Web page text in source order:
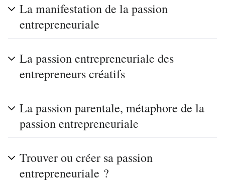
La manifestation de la passion
entrepreneuriale
La passion entrepreneuriale des
entrepreneurs créatifs
La passion parentale, métaphore de la
passion entrepreneuriale
Trouver ou créer sa passion
entrepreneuriale ?